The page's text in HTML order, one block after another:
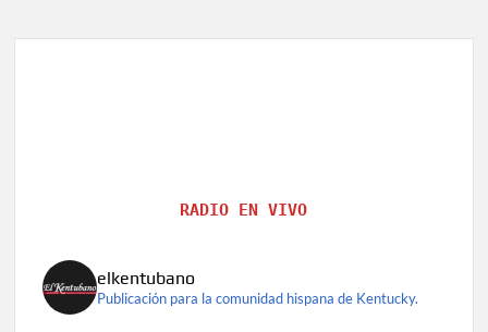
RADIO EN VIVO
elkentubano
Publicación para la comunidad hispana de Kentucky.